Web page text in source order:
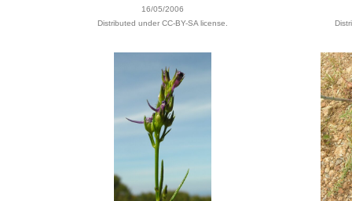
16/05/2006
Distributed under CC-BY-SA license.